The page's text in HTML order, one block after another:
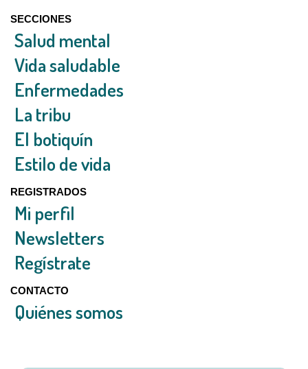
SECCIONES
Salud mental
Vida saludable
Enfermedades
La tribu
El botiquín
Estilo de vida
REGISTRADOS
Mi perfil
Newsletters
Regístrate
CONTACTO
Quiénes somos